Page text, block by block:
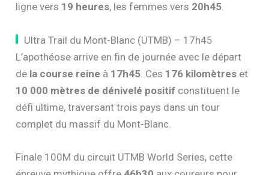
ligne vers 19 heures, les femmes vers 20h45.
Ultra Trail du Mont-Blanc (UTMB) – 17h45
L’apothéose arrive en fin de journée avec le départ
de la course reine à 17h45 . Ces 176 kilomètres et
10 000 mètres de dénivelé positif constituent le
défi ultime, traversant trois pays dans un tour
complet du massif du Mont-Blanc.
Finale 100M du circuit UTMB World Series, cette